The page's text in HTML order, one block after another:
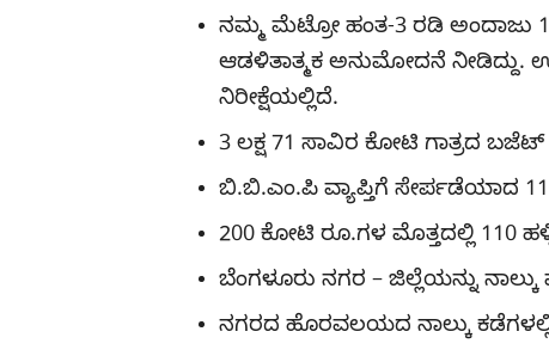
ನಮ್ಮ ಮೆಟ್ರೋ ಹಂತ-3 ರಡಿ ಅಂದಾಜು
ಆಡಳಿತಾತ್ಮಕ ಅನುಮೋದನೆ ನೀಡಿದ್ದು.
ನಿರೀಕ್ಷೆಯಲ್ಲಿದೆ.
3 ಲಕ್ಷ 71 ಸಾವಿರ ಕೋಟಿ ಗಾತ್ರದ
ಬಿ.ಬಿ.ಎಂ.ಪಿ ವ್ಯಾಪ್ತಿಗೆ ಸೇರ್ಪಡೆಯಾದ
200 ಕೋಟಿ ರೂ.ಗಳ ಮೊತ್ತದಲ್ಲಿ 110
ಬೆಂಗಳೂರು ನಗರ – ಜಿಲ್ಲೆಯನ್ನು
ನಗರದ ಹೊರವಲಯದ ನಾಲ್ಕು ಕಡೆಗಳಲ್ಲಿ